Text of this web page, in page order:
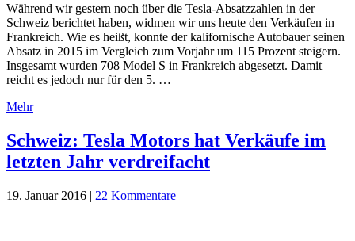
Während wir gestern noch über die Tesla-Absatzzahlen in der
Schweiz berichtet haben, widmen wir uns heute den Verkäufen in
Frankreich. Wie es heißt, konnte der kalifornische Autobauer seinen
Absatz in 2015 im Vergleich zum Vorjahr um 115 Prozent steigern.
Insgesamt wurden 708 Model S in Frankreich abgesetzt. Damit
reicht es jedoch nur für den 5. …
Mehr
Schweiz: Tesla Motors hat Verkäufe im
letzten Jahr verdreifacht
19. Januar 2016 | 22 Kommentare